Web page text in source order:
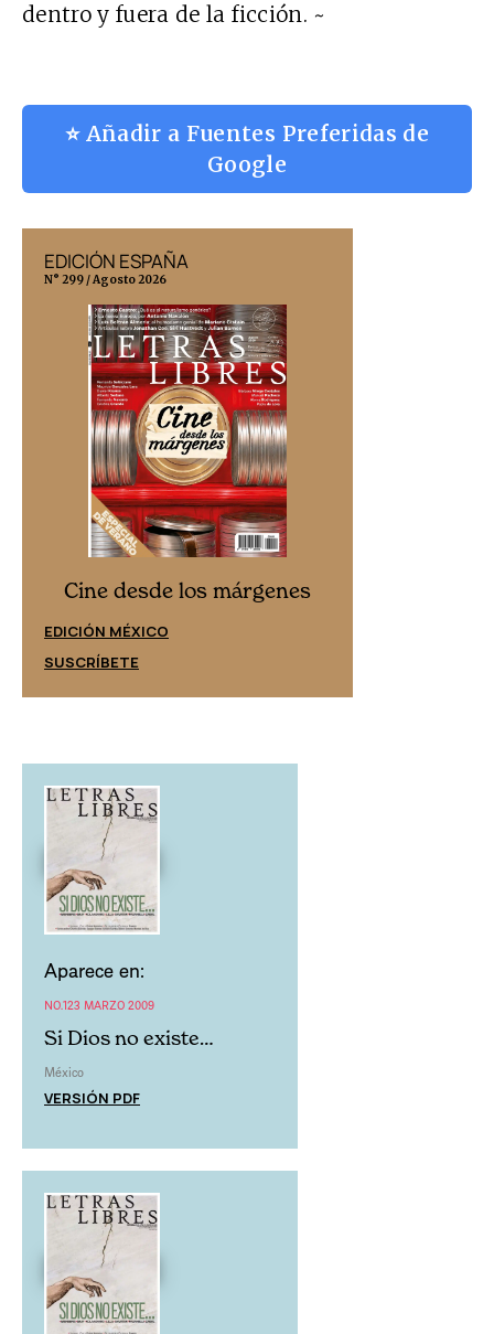
dentro y fuera de la ficción. ~
⭐ Añadir a Fuentes Preferidas de
Google
EDICIÓN ESPAÑA
N° 299 / Agosto 2026
Cine desde los márgenes
EDICIÓN MÉXICO
SUSCRÍBETE
Aparece en:
NO.123 MARZO 2009
Si Dios no existe…
México
VERSIÓN PDF